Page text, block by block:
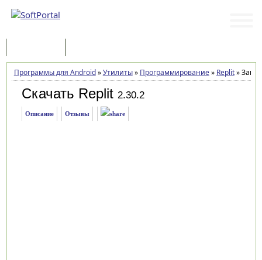
Программы для Android»Утилиты» Программирование» Replit»
Скачать Replit 2.30.2
Описание Отзывы